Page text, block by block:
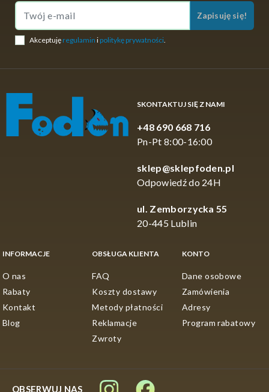
Zapisuję się!
Akceptuję regulamin i politykę prywatności
SKONTAKTUJ SIĘ Z NAMI
+48 690 668 716
Pn-Pt 8:00-16:00
sklep@sklepfoden.pl
Odpowiedź do 24H
ul. Zemborzycka 55
20-445 Lublin
INFORMACJE
O nas
Rabaty
Kontakt
Blog
OBSŁUGA KLIENTA
FAQ
Koszty dostawy
Metody płatności
Reklamacje
Zwroty
KONTO
Dane osobowe
Zamówienia
Adresy
Program rabatowy
OBSERWUJ NAS